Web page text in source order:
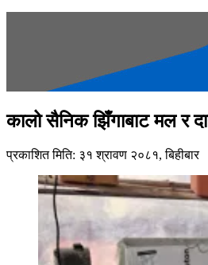
कालो सैनिक झिँगाबाट मल र
प्रकाशित मिति: ३१ श्रावण २०८१, बिहीबार